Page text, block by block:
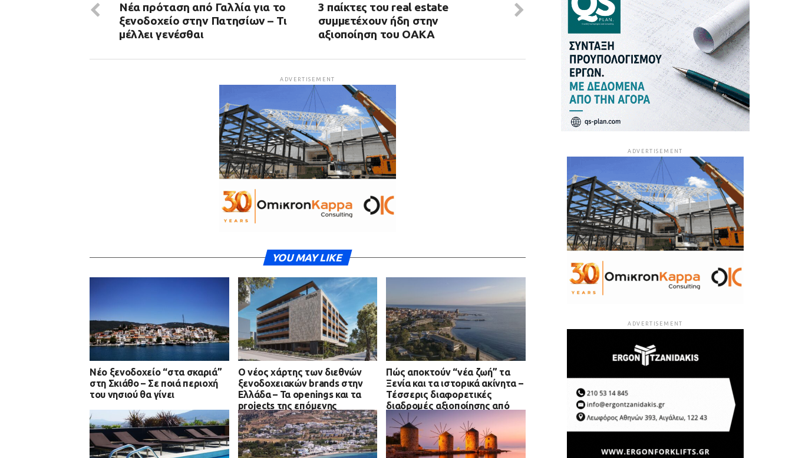
3 παίκτες του real estate
συμμετέχουν ήδη στην
αξιοποίηση του ΟΑΚΑ
Νέα πρόταση από Γαλλία για το
ξενοδοχείο στην Πατησίων – Τι
μέλλει γενέσθαι
ADVERTISEMENT
YOU MAY LIKE
Νέο ξενοδοχείο “στα σκαριά”
στη Σκιάθο – Σε ποιά περιοχή
του νησιού θα γίνει
Ο νέος χάρτης των διεθνών
ξενοδοχειακών brands στην
Ελλάδα – Τα openings και τα
projects της επόμενης
περιόδου
Πώς αποκτούν “νέα ζωή” τα
Ξενία και τα ιστορικά ακίνητα –
Τέσσερις διαφορετικές
διαδρομές αξιοποίησης από
την Αθήνα μέχρι Κομοτηνή
ADVERTISEMENT
ADVERTISEMENT